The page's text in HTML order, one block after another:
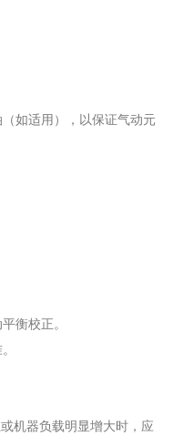
如适用），以保证气动元
衡校正。
机器负载明显增大时，应